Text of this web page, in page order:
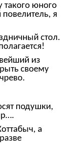
такого юного
я
стол.
из
своему
подушки,
а